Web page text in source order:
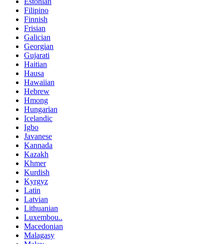
Filipino
Finnish
Frisian
Galician
Georgian
Gujarati
Haitian
Hausa
Hawaiian
Hebrew
Hmong
Hungarian
Icelandic
Igbo
Javanese
Kannada
Kazakh
Khmer
Kurdish
Kyrgyz
Latin
Latvian
Lithuanian
Luxembou..
Macedonian
Malagasy